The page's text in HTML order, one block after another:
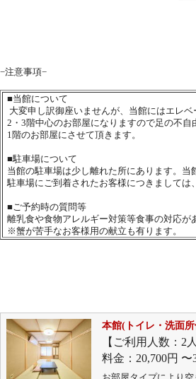
−注意事項−
■当館について
大変申し訳御座いませんが、当館にはエレベ
2・3階中心のお部屋になりますので足の不
1階のお部屋にさせて頂きます。
■駐車場について
当館の駐車場は少し離れた所にあります。
駐車場にご到着されたお客様につきましては
■ご予約時の質問等
離乳食や食物アレルギー対策等食事の対応が
※蟹が苦手なお客様用の献立も有ります。
本館(トイレ・洗面所
【ご利用人数：2
料金：20,700円 〜